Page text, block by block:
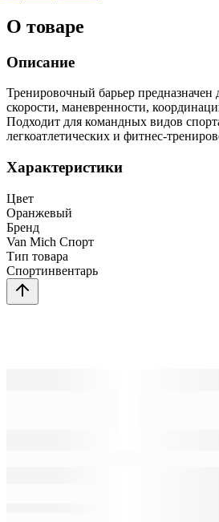
О товаре
Описание
Тренировочный барьер предназначен
скорости, маневренности,
Подходит для командных видов
легкоатлетических и фитнес-
Характеристики
Цвет
Оранжевый
Бренд
Van Mich Спорт
Тип товара
Спортинвентарь